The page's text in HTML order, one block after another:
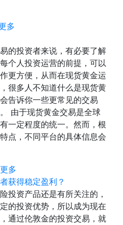
多
的投资者来说，有必要了解
个人投资运营的前提，可以
更方便，从而在现货黄金运
很多人不知道什么是现货黄
告诉你一些更常见的交易
由于现货黄金交易是全球
一定程度的统一。然而，根
点，不同平台的具体信息会
多
获得稳定盈利？
投资产品还是有所关注的，
的投资优势，所以成为现在
通过伦敦金的投资交易，就